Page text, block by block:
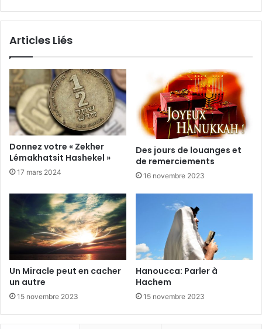
Articles Liés
Donnez votre « Zekher
Lémakhatsit Hashekel »
17 mars 2024
Des jours de louanges et
de remerciements
16 novembre 2023
Un Miracle peut en cacher
un autre
15 novembre 2023
Hanoucca: Parler à
Hachem
15 novembre 2023